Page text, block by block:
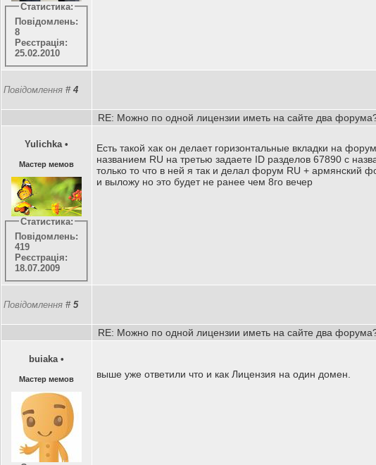
Статистика:
Повідомлень:
8
Реєстрація:
25.02.2010
Повідомлення # 4
RE: Можно по одной лицензии иметь на сайте два
Yulichka •
Мастер мемов
Статистика:
Повідомлень:
419
Реєстрація:
18.07.2009
Есть такой хак он делает горизонтальные вкладки на
названием RU на третью задаете ID разделов 67890 c
только то что в ней я так и делал форум RU + армянский
и выложу но это будет не ранее чем 8го вечер
Повідомлення # 5
RE: Можно по одной лицензии иметь на сайте два
buiaka •
Мастер мемов выше уже ответили что и как Лицензия на один домен.